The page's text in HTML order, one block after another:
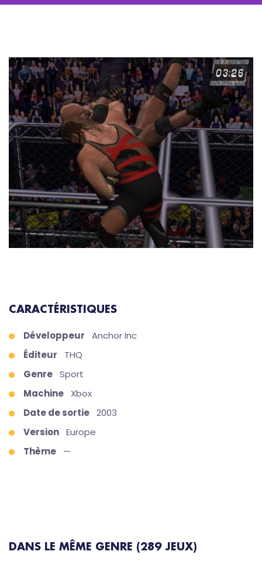
CARACTÉRISTIQUES
Développeur
Anchor Inc
Éditeur
THQ
Genre Sport
Machine
Xbox
Date de sortie 2003
Version Europe
Thème
—
DANS LE MÊME GENRE (289 JEUX)